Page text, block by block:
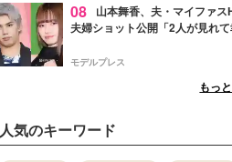
08
山本舞香、夫・マイファ
夫婦ショット公開「2人が見れ
モデルプレス
もっ
人気のキーワード